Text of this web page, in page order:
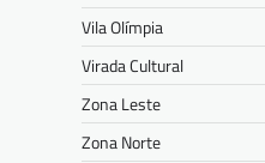
Vila Olímpia
Virada Cultural
Zona Leste
Zona Norte